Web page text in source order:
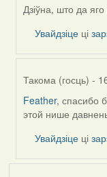
Дзіўна, што да
Увайдзіце ці
Такома (госць) -
In
reply
Feather
Feather, спасибо
этой нише
Увайдзіце ці